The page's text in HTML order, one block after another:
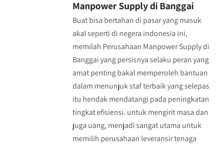
Manpower Supply di Banggai
Buat bisa bertahan di pasar yang masuk
akal seperti di negera indonesia ini,
memilah Perusahaan Manpower Supply di
Banggai yang persisnya selaku peran yang
amat penting bakal memperoleh bantuan
dalam menunjuk staf terbaik yang selepas
itu hendak mendatangi pada peningkatan
tingkat efisiensi. untuk mengirit masa dan
juga uang, menjadi sangat utama untuk
memilih perusahaan leveransir tenaga